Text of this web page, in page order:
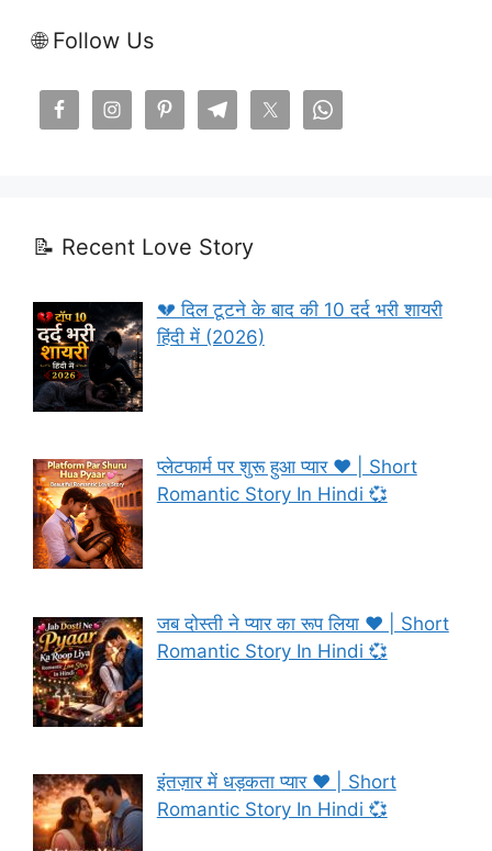
🌐 Follow Us
📝 Recent Love Story
💔 दिल टूटने के बाद की 10 दर्द भरी शायरी
हिंदी में (2026)
प्लेटफार्म पर शुरू हुआ प्यार ❤️ | Short
Romantic Story In Hindi 💞
जब दोस्ती ने प्यार का रूप लिया ❤️ | Short
Romantic Story In Hindi 💞
इंतज़ार में धड़कता प्यार ❤️ | Short
Romantic Story In Hindi 💞